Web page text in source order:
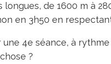
longues, de 1600 m à
en 3h50 en
4e séance, à
?